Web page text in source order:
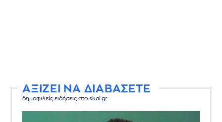
ΑΞΙΖΕΙ ΝΑ ΔΙΑΒΑΣΕΤΕ
δημοφιλείς ειδήσεις στο skai.gr